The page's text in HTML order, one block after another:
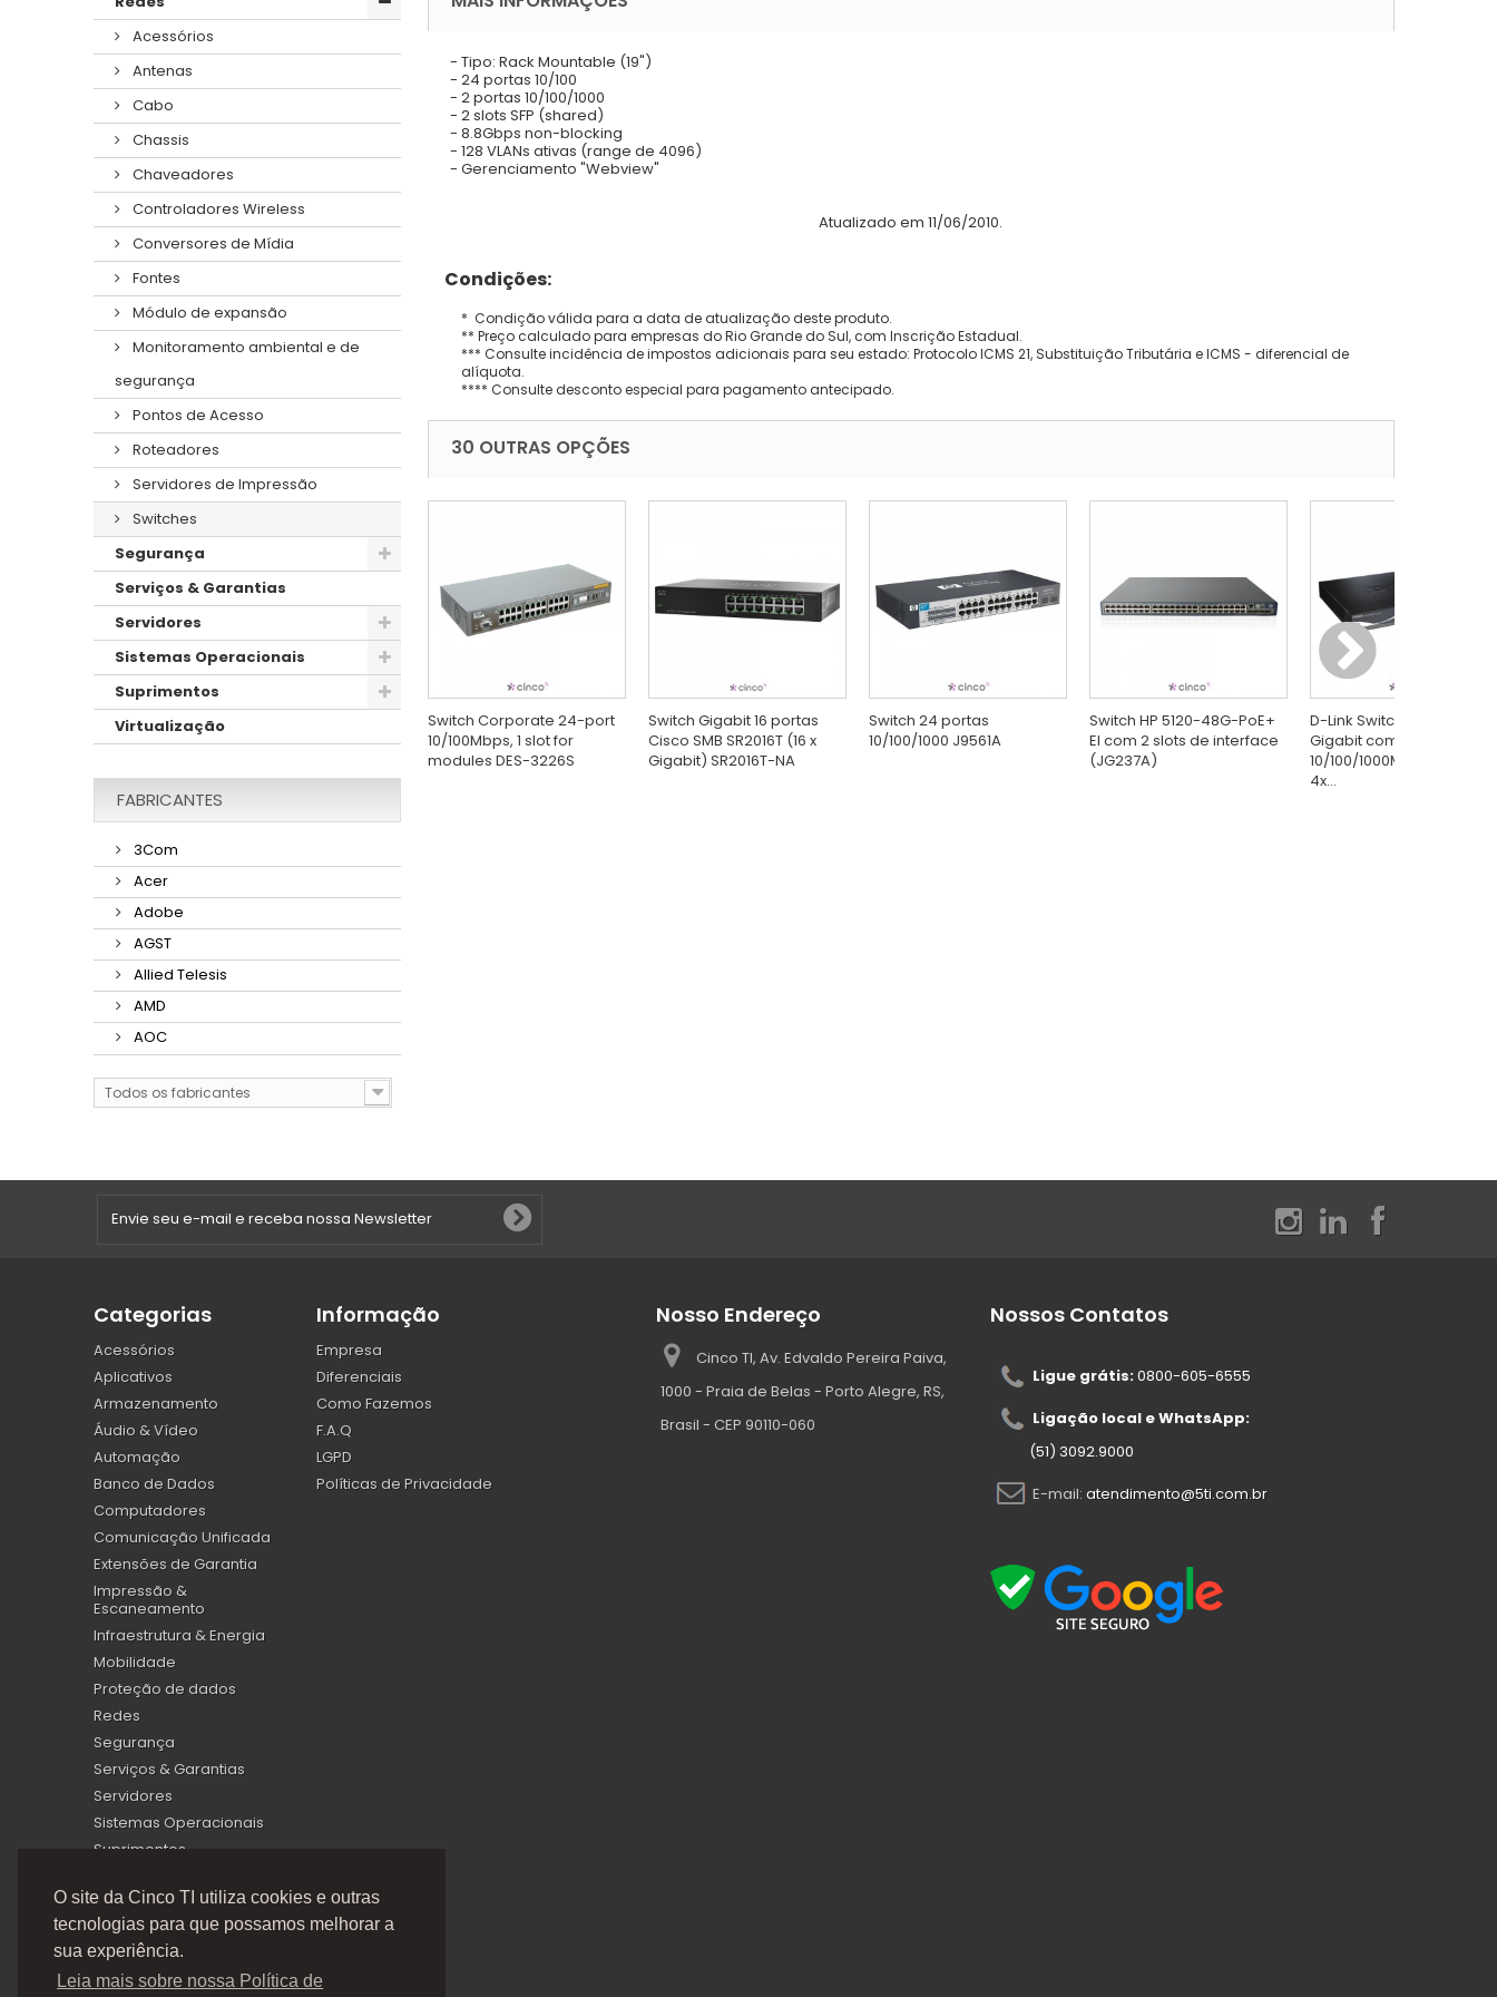
O site da Cinco TI utiliza cookies e outras
tecnologias para que possamos melhorar a
sua experiência.
Leia mais sobre nossa Política de
Acessórios
Antenas
Cabo
Chassis
Chaveadores
Controladores Wireless
Conversores de Mídia
Fontes
Módulo de expansão
Monitoramento ambiental e de
segurança
Pontos de Acesso
Roteadores
Servidores de Impressão
Switches
Segurança
Serviços & Garantias
Servidores
Sistemas Operacionais
Suprimentos
Virtualização
FABRICANTES
3Com
Acer
Adobe
AGST
Allied Telesis
AMD
AOC
Todos os fabricantes
- Tipo: Rack Mountable (19")
- 24 portas 10/100
- 2 portas 10/100/1000
- 2 slots SFP (shared)
- 8.8Gbps non-blocking
- 128 VLANs ativas (range de 4096)
- Gerenciamento "Webview"
Atualizado em 11/06/2010.
Condições:
* Condição válida para a data de atualização deste produto.
** Preço calculado para empresas do Rio Grande do Sul, com Inscrição Estadual.
*** Consulte incidência de impostos adicionais para seu estado: Protocolo ICMS 21, Substituição Tributária e ICMS - diferencial de
alíquota.
**** Consulte desconto especial para pagamento antecipado.
30 OUTRAS OPÇÕES
Switch Corporate 24-port
10/100Mbps, 1 slot for
modules DES-3226S
Switch Gigabit 16 portas
Cisco SMB SR2016T (16 x
Gigabit) SR2016T-NA
Switch 24 portas
10/100/1000 J9561A
Switch HP 5120-48G-PoE+
EI com 2 slots de interface
(JG237A)
D-Link Switch Gerenciável
Gigabit com 24x
10/100/1000Mbps RJ45 +
4x...
Categorias
Acessórios
Aplicativos
Armazenamento
Áudio & Vídeo
Automação
Banco de Dados
Computadores
Comunicação Unificada
Extensões de Garantia
Impressão &
Escaneamento
Infraestrutura & Energia
Mobilidade
Proteção de dados
Redes
Segurança
Serviços & Garantias
Servidores
Sistemas Operacionais
Suprimentos
Informação
Empresa
Diferenciais
Como Fazemos
F.A.Q
LGPD
Políticas de Privacidade
Nosso Endereço
Cinco TI, Av. Edvaldo Pereira Paiva,
1000 - Praia de Belas - Porto Alegre, RS,
Brasil - CEP 90110-060
Nossos Contatos
Ligue grátis:0800-605-6555
Ligação local e WhatsApp:
(51) 3092.9000
E-mail: atendimento@5ti.com.br